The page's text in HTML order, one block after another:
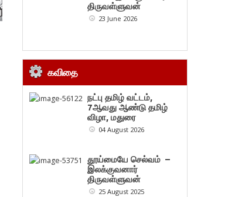
திருவள்ளுவன்
23 June 2026
கவிதை
நட்பு தமிழ் வட்டம்,
7ஆவது ஆண்டு தமிழ்
விழா, மதுரை
04 August 2026
தூய்மையே செல்வம் –
இலக்குவனார்
திருவள்ளுவன்
25 August 2025